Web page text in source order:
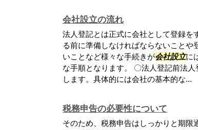
会社設立の流れ
法人登記とは正式に会社として登録を
る前に準備しなければならないこと
いことなど様々な手続きが会社設立に
な手順となります。 〇法人登記前法
します。具体的には会社の基本的な...
税務申告の必要性について
そのため、税務申告はしっかりと期限